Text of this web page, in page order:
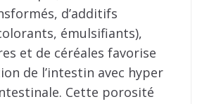
d’additifs
émulsifiants),
et de céréales favorise
de l’intestin avec hyper
Cette porosité